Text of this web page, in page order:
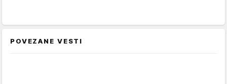
POVEZANE VESTI